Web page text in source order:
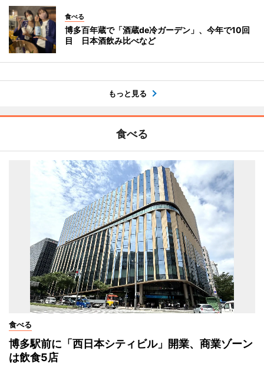
食べる
博多百年蔵で「酒蔵de冷ガーデン」、今年で10回
目 日本酒飲み比べなど
もっと見る
食べる
食べる
博多駅前に「西日本シティビル」開業、商業ゾーン
は飲食5店